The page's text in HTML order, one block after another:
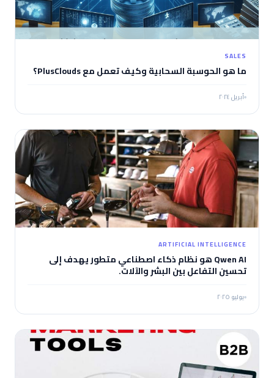
SALES
ما هو الحوسبة السحابية وكيف تعمل مع PlusClouds؟
أبريل ٢٠٢٤
ARTIFICIAL INTELLIGENCE
Qwen AI هو نظام ذكاء اصطناعي متطور يهدف إلى
تحسين التفاعل بين البشر والآلات.
يوليو ٢٠٢٥